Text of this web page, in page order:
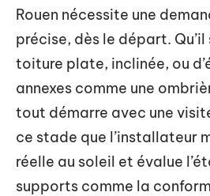
Rouen nécessite une
précise, dès le départ. Qu’il
toiture plate, inclinée, ou
annexes comme une
tout démarre avec une
ce stade que l’installateur
réelle au soleil et évalue
supports comme la